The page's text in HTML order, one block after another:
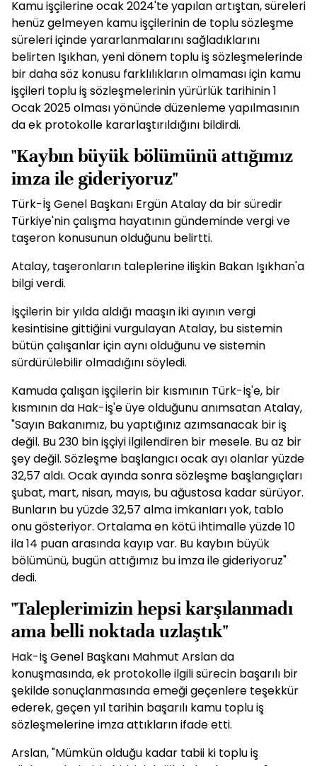
Kamu işçilerine ocak 2024'te yapılan artıştan, süreleri
henüz gelmeyen kamu işçilerinin de toplu sözleşme
süreleri içinde yararlanmalarını sağladıklarını
belirten Işıkhan, yeni dönem toplu iş sözleşmelerinde
bir daha söz konusu farklılıkların olmaması için kamu
işçileri toplu iş sözleşmelerinin yürürlük tarihinin 1
Ocak 2025 olması yönünde düzenleme yapılmasının
da ek protokolle kararlaştırıldığını bildirdi.
"Kaybın büyük bölümünü attığımız
imza ile gideriyoruz"
Türk-İş Genel Başkanı Ergün Atalay da bir süredir
Türkiye'nin çalışma hayatının gündeminde vergi ve
taşeron konusunun olduğunu belirtti.
Atalay, taşeronların taleplerine ilişkin Bakan Işıkhan'a
bilgi verdi.
İşçilerin bir yılda aldığı maaşın iki ayının vergi
kesintisine gittiğini vurgulayan Atalay, bu sistemin
bütün çalışanlar için aynı olduğunu ve sistemin
sürdürülebilir olmadığını söyledi.
Kamuda çalışan işçilerin bir kısmının Türk-İş'e, bir
kısmının da Hak-İş'e üye olduğunu anımsatan Atalay,
"Sayın Bakanımız, bu yaptığınız azımsanacak bir iş
değil. Bu 230 bin işçiyi ilgilendiren bir mesele. Bu az bir
şey değil. Sözleşme başlangıcı ocak ayı olanlar yüzde
32,57 aldı. Ocak ayında sonra sözleşme başlangıçları
şubat, mart, nisan, mayıs, bu ağustosa kadar sürüyor.
Bunların bu yüzde 32,57 alma imkanIarı yok, tablo
onu gösteriyor. Ortalama en kötü ihtimalle yüzde 10
ila 14 puan arasında kayıp var. Bu kaybın büyük
bölümünü, bugün attığımız bu imza ile gideriyoruz"
dedi.
"Taleplerimizin hepsi karşılanmadı
ama belli noktada uzlaştık"
Hak-İş Genel Başkanı Mahmut Arslan da
konuşmasında, ek protokolle ilgili sürecin başarılı bir
şekilde sonuçlanmasında emeği geçenlere teşekkür
ederek, geçen yıl tarihin başarılı kamu toplu iş
sözleşmelerine imza attıkların ifade etti.
Arslan, "Mümkün olduğu kadar tabii ki toplu iş